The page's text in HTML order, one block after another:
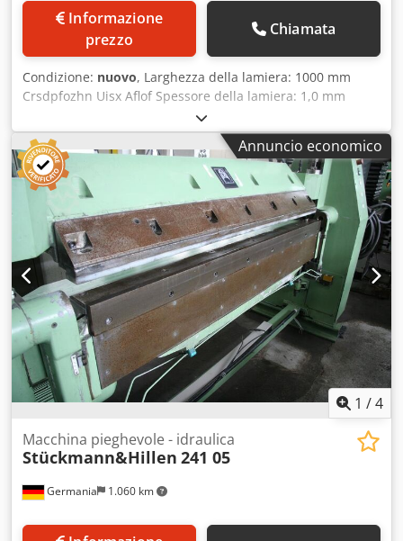
prezzo
Chiamata
Condizione: nuovo, Larghezza della lamiera: 1000 mm
Crsdpfozhn Uisx Aflof Spessore della lamiera: 1,0 mm
Distanza tra i supporti: 1030 mm Apertura: 80 mm Angolo
di piegatura massimo: 135° Potenza totale richiesta:
funzionamento manuale Peso della macchina: circa 0,15 t
Ingombro: circa 1,3 x 0,8 x 1,2 m
Annuncio economico
1 /4
Germania 1.060 km
Macchina pieghevole - idraulica
Stückmann&Hillen 241 05